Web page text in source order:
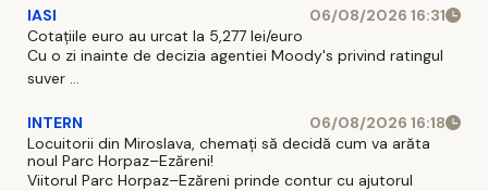
IASI
06/08/2026 16:31
Cotațiile euro au urcat la 5,277 lei/euro
Cu o zi inainte de decizia agentiei Moody's privind ratingul
suver ...
INTERN
06/08/2026 16:18
Locuitorii din Miroslava, chemați să decidă cum va arăta
noul Parc Horpaz–Ezăreni!
Viitorul Parc Horpaz–Ezăreni prinde contur cu ajutorul